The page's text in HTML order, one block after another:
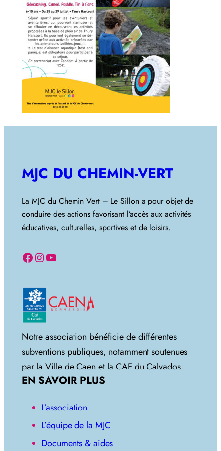
MJC DU CHEMIN-VERT
La MJC du Chemin Vert – Le Sillon a pour objet de
conduire des actions favorisant l’accès aux activités
éducatives, culturelles, sportives et de loisirs.
Facebook Instagram YouTube
Notre association bénéficie de différentes
subventions publiques, notamment soutenues
par la Ville de Caen et la CAF du Calvados.
EN SAVOIR PLUS
L’association
L’équipe de la MJC
Documents & aides